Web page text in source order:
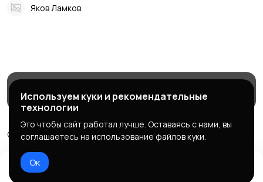
Яков Ламков
Магазины
© 2026 МаркетБейтс - рыболовный маркетплейс
Правила сервиса
Используем куки и рекомендательные
технологии
Это чтобы сайт работал лучше. Оставаясь с нами, вы
соглашаетесь на использование файлов куки.
Ок